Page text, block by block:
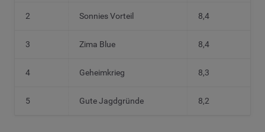
2 Sonnies Vorteil 8,4
3 Zima Blue 8,4
4 Geheimkrieg 8,3
5 Gute Jagdgründe 8,2